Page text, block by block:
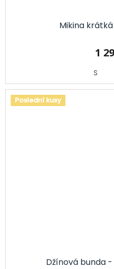
Mikina
1
S
Poslední kusy
Džínová bunda